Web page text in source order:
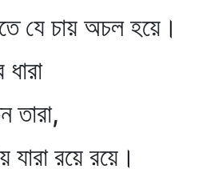
চায় অচল হয়ে।
তারা,
রয়ে রয়ে।